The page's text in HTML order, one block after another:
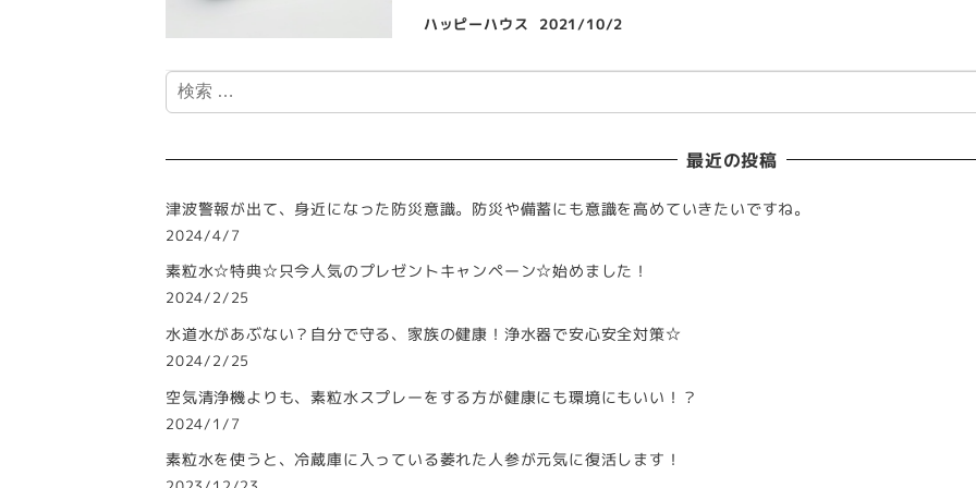
ハッピーハウス 2021/10/2
検
索
最近の投稿
津波警報が出て、身近になった防災意識。防災や備蓄にも意識を高めていきたいですね。
2024/4/7
素粒水☆特典☆只今人気のプレゼントキャンペーン☆始めました！
2024/2/25
水道水があぶない？自分で守る、家族の健康！浄水器で安心安全対策☆
2024/2/25
空気清浄機よりも、素粒水スプレーをする方が健康にも環境にもいい！？
2024/1/7
素粒水を使うと、冷蔵庫に入っている萎れた人参が元気に復活します！